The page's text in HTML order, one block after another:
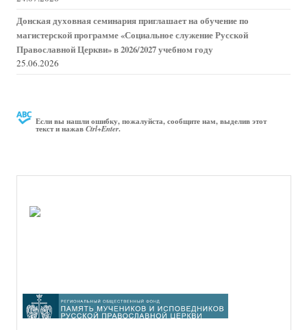
Донская духовная семинария приглашает на обучение по
магистерской программе «Социальное служение Русской
Православной Церкви» в 2026/2027 учебном году
25.06.2026
Если вы нашли ошибку, пожалуйста, сообщите нам, выделив этот
текст и нажавCtrl+Enter.